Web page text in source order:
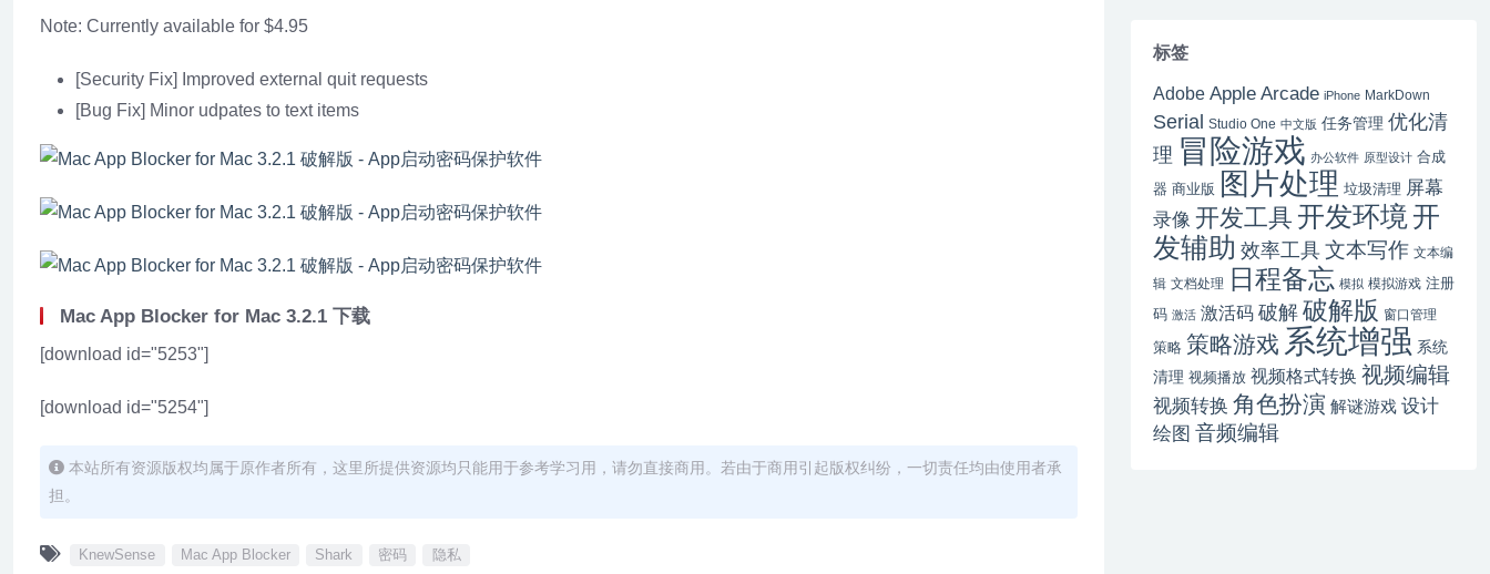
Note: Currently available for $4.95
[Security Fix] Improved external quit requests
[Bug Fix] Minor udpates to text items
Mac App Blocker for Mac 3.2.1 下载
[download id="5253"]
[download id="5254"]
本站所有资源版权均属于原作者所有，这里所提供资源均只能用于参考学习用，请勿直接商用。若由于商用引起版权纠纷，一切责任均由使用者承
担。
KnewSense Mac App Blocker Shark 密码 隐私
标签
Adobe Apple Arcade iPhone MarkDown
Serial Studio One 中文版 任务管理 优化清
理 冒险游戏 办公软件 原型设计 合成
器 商业版 图片处理 垃圾清理 屏幕
录像 开发工具 开发环境开
发辅助 效率工具 文本写作 文本编
辑 文档处理 日程备忘 模拟 模拟游戏 注册
码 激活 激活码 破解破解版 窗口管理
策略 策略游戏 系统增强 系统
清理 视频播放 视频格式转换 视频编辑
视频转换 角色扮演 解谜游戏 设计
绘图 音频编辑